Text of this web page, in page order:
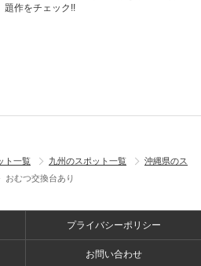
題作をチェック!!
ト一覧 九州のスポット一覧
沖縄県のス
おむつ交換台あり
プライバシーポリシー
お問い合わせ